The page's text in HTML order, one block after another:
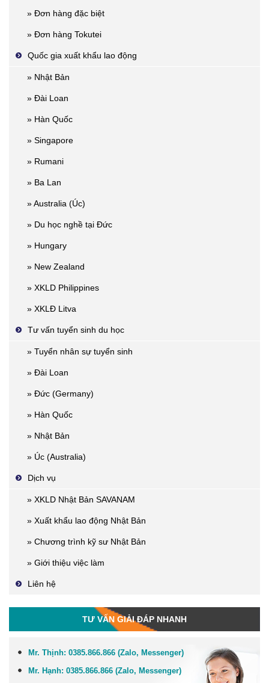
» Đơn hàng đặc biệt
» Đơn hàng Tokutei
Quốc gia xuất khẩu lao động
» Nhật Bản
» Đài Loan
» Hàn Quốc
» Singapore
» Rumani
» Ba Lan
» Australia (Úc)
» Du học nghề tại Đức
» Hungary
» New Zealand
» XKLD Philippines
» XKLĐ Litva
Tư vấn tuyển sinh du học
» Tuyển nhân sự tuyển sinh
» Đài Loan
» Đức (Germany)
» Hàn Quốc
» Nhật Bản
» Úc (Australia)
Dịch vụ
» XKLD Nhật Bản SAVANAM
» Xuất khẩu lao động Nhật Bản
» Chương trình kỹ sư Nhật Bản
» Giới thiệu việc làm
Liên hệ
TƯ VẤN GIẢI ĐÁP NHANH
Mr. Thịnh: 0385.866.866 (Zalo, Messenger)
Mr. Hạnh: 0385.866.866 (Zalo, Messenger)